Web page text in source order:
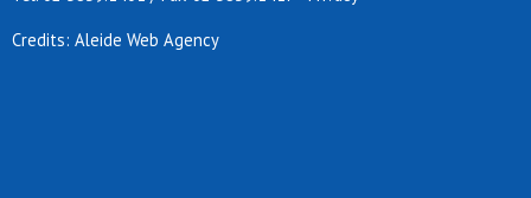
Credits: Aleide Web Agency